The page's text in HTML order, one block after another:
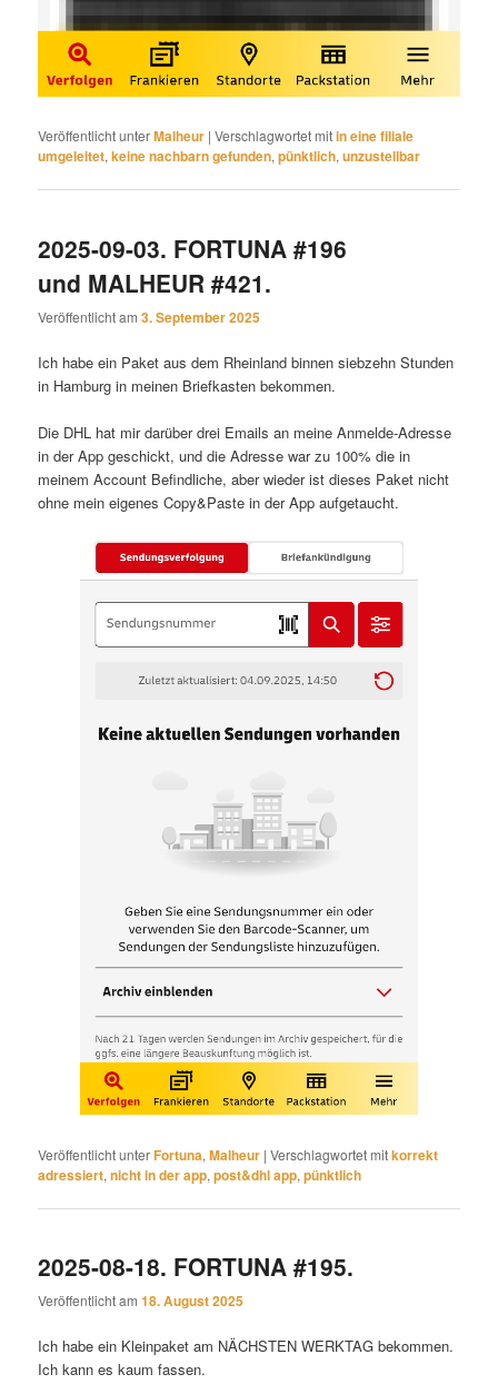
Veröffentlicht unterMalheur |Verschlagwortet mitin eine filiale
umgeleitet,keine nachbarn gefunden,pünktlich,unzustellbar
2025-09-03. FORTUNA #196
und MALHEUR #421.
Veröffentlicht am3. September 2025
Ich habe ein Paket aus dem Rheinland binnen siebzehn Stunden
in Hamburg in meinen Briefkasten bekommen.
Die DHL hat mir darüber drei Emails an meine Anmelde-Adresse
in der App geschickt, und die Adresse war zu 100% die in
meinem Account Befindliche, aber wieder ist dieses Paket nicht
ohne mein eigenes Copy&Paste in der App aufgetaucht.
Veröffentlicht unterFortuna,Malheur |Verschlagwortet mitkorrekt
adressiert,nicht in der app,post&dhl app,pünktlich
2025-08-18. FORTUNA #195.
Veröffentlicht am18. August 2025
Ich habe ein Kleinpaket am NÄCHSTEN WERKTAG bekommen.
Ich kann es kaum fassen.